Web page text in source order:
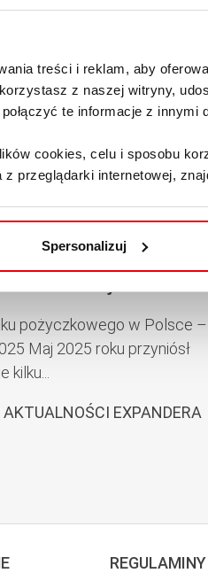
treści i reklam, aby
z naszej witryny,
te informacje z innymi
cookies, celu i sposobu
przeglądarki internetowej,
Spersonalizuj
rynku pożyczkowego
pożyczkowego w Polsce –
Maj 2025 roku przyniósł
EXPANDERA
REGULAMINY